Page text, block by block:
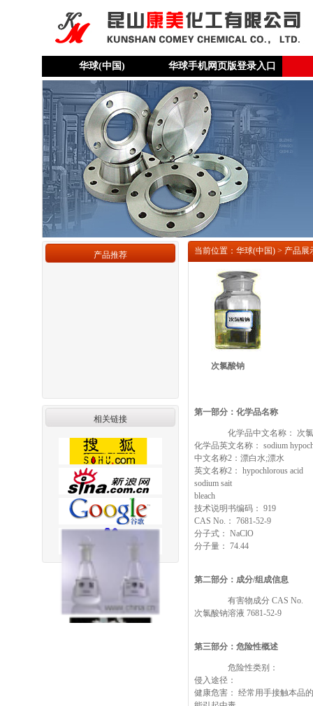
华球(中国) 华球手机网页版登录入口
产品推荐
相关链接
当前位置：华球(中国) > 产品展
次氯酸钠
第一部分：化学品名称
化学品中文名称： 次
化学品英文名称： sodium
中文名称2：漂白水;漂水
英文名称2： hypochlorous acid
sodium sait
bleach
技术说明书编码： 919
CAS No.： 7681-52-9
分子式： NaClO
分子量： 74.44
第二部分：成分/组成信息
有害物成分 CAS No.
次氯酸钠溶液 7681-52-9
第三部分：危险性概述
危险性类别：
侵入途径：
健康危害： 经常用手接触本品